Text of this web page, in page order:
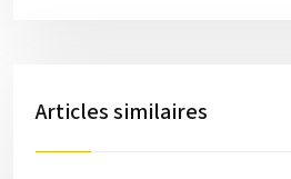
Articles similaires